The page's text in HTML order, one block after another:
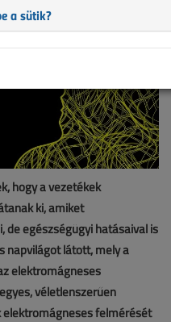
hogy a vezetékek
ki, amiket
egészségügyi hatásaival is
napvilágot látott, mely a
elektromágneses
véletlenszerűen
felmérését
a sütik?